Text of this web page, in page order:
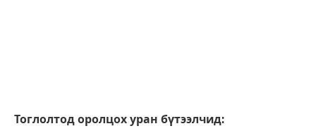
Тоглолтод оролцох уран бүтээлчид: